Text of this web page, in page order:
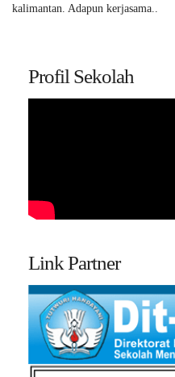
kalimantan. Adapun kerjasama..
Profil Sekolah
Link Partner